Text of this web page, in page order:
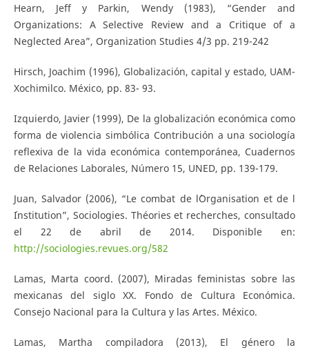
Hearn, Jeff y Parkin, Wendy (1983), “Gender and
Organizations: A Selective Review and a Critique of a
Neglected Area”, Organization Studies 4/3 pp. 219-242
Hirsch, Joachim (1996), Globalización, capital y estado, UAM-
Xochimilco. México, pp. 83- 93.
Izquierdo, Javier (1999), De la globalización económica como
forma de violencia simbólica Contribución a una sociología
reflexiva de la vida económica contemporánea, Cuadernos
de Relaciones Laborales, Número 15, UNED, pp. 139-179.
Juan, Salvador (2006), “Le combat de l´Organisation et de l
´Institution”, Sociologies. Théories et recherches, consultado
el 22 de abril de 2014. Disponible en:
http://sociologies.revues.org/582
Lamas, Marta coord. (2007), Miradas feministas sobre las
mexicanas del siglo XX. Fondo de Cultura Económica.
Consejo Nacional para la Cultura y las Artes. México.
Lamas, Martha compiladora (2013), El género la